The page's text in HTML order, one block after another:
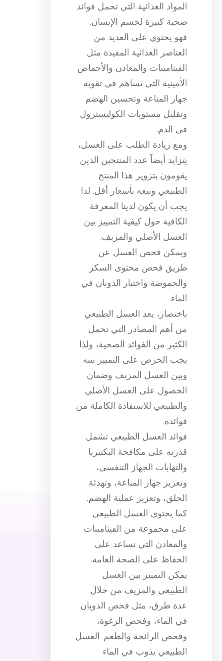
المواد الغذائية التي تحمل فوائد
صحية كبيرة لجسم الإنسان.
فهو يحتوي على العديد من
العناصر الغذائية المفيدة مثل
الفيتامينات والمعادن والأحماض
الأمينية التي تساهم في تقوية
جهاز المناعة وتحسين الهضم
وتقليل مستويات الكوليسترول
في الدم.
ومع زيادة الطلب على العسل،
يتزايد أيضاً عدد المنتجين الذين
يقومون بتزوير هذا المنتج
الطبيعي وبيعه بأسعار أقل. لذا
يجب أن يكون لدينا المعرفة
الكافية حول كيفية التمييز بين
العسل الأصلي والمزيف.
ويمكن فحص العسل عن
طريق فحص محتوى السكر
والحموضة واختبار الذوبان في
الماء.
باختصار، يعد العسل الطبيعي
من أهم المصادر التي تحمل
الكثير من الفوائد الصحية، ولذا
يجب الحرص على التمييز بينه
وبين العسل المزيف وضمان
الحصول على العسل الأصلي
والطبيعي للاستفادة الكاملة من
فوائده.
فوائد العسل الطبيعي تشمل
قدرته على مكافحة البكتيريا
والتهابات الجهاز التنفسي،
وتعزيز جهاز المناعة، وتهدئة
الحلق، وتعزيز عملية الهضم.
كما يحتوي العسل الطبيعي
على مجموعة من الفيتامينات
والمعادن التي تساعد على
الحفاظ على الصحة العامة.
يمكن التمييز بين العسل
الطبيعي والمزيف من خلال
عدة طرق، مثل فحص الذوبان
في الماء، وفحص الرغوة،
وفحص الرائحة والطعم. العسل
الطبيعي يذوب في الماء